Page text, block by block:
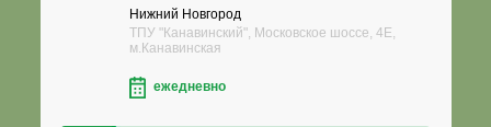
Нижний Новгород
ТПУ "Канавинский", Московское шоссе, 4Е,
м.Канавинская
ежедневно